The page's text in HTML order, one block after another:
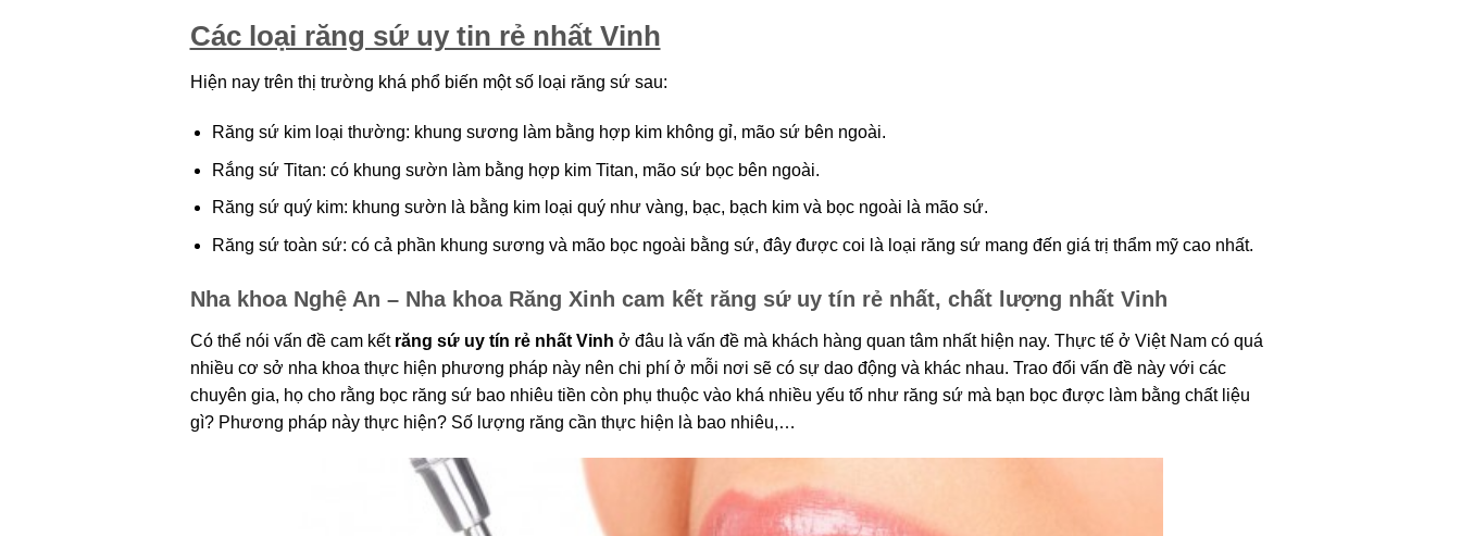
Các loại răng sứ uy tin rẻ nhất Vinh
Hiện nay trên thị trường khá phổ biến một số loại răng sứ sau:
Răng sứ kim loại thường: khung sương làm bằng hợp kim không gỉ, mão sứ bên ngoài.
Rắng sứ Titan: có khung sườn làm bằng hợp kim Titan, mão sứ bọc bên ngoài.
Răng sứ quý kim: khung sườn là bằng kim loại quý như vàng, bạc, bạch kim và bọc ngoài là mão sứ.
Răng sứ toàn sứ: có cả phần khung sương và mão bọc ngoài bằng sứ, đây được coi là loại răng sứ mang đến giá trị thẩm mỹ cao nhất.
Nha khoa Nghệ An – Nha khoa Răng Xinh cam kết răng sứ uy tín rẻ nhất, chất lượng nhất Vinh
Có thể nói vấn đề cam kếtrăng sứ uy tín rẻ nhất Vinh ở đâu là vấn đề mà khách hàng quan tâm nhất hiện nay. Thực tế ở Việt Nam có quá
nhiều cơ sở nha khoa thực hiện phương pháp này nên chi phí ở mỗi nơi sẽ có sự dao động và khác nhau. Trao đổi vấn đề này với các
chuyên gia, họ cho rằng bọc răng sứ bao nhiêu tiền còn phụ thuộc vào khá nhiều yếu tố như răng sứ mà bạn bọc được làm bằng chất liệu
gì? Phương pháp này thực hiện? Số lượng răng cần thực hiện là bao nhiêu,…
Nhận tư vấn miễn phí từ chuyên gia
Vấn đề quan tâm
Bọc răng sứ thẩm mỹ
Trồng răng Implant
Điều trị bệnh lý